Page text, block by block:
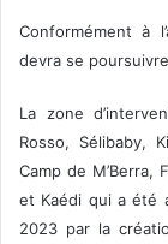
Conformément à
devra se
La zone
Rosso, Sélibaby,
Camp de M’Berra,
et Kaédi qui a été
2023 par la